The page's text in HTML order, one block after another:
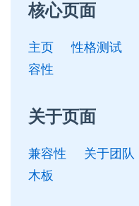
核心页面
主页 性格测试
容性
关于页面
兼容性 关于团队
木板